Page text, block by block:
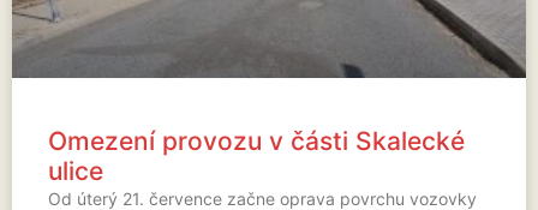
Omezení provozu v části Skalecké
ulice
Od úterý 21. července začne oprava povrchu vozovky